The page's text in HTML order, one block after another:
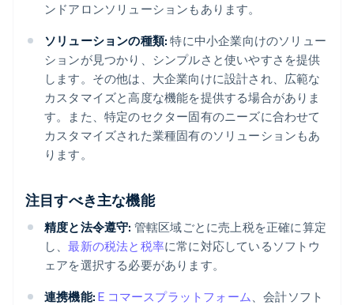
ンドアロンソリューションもあります。
ソリューションの種類: 特に中小企業向けのソリュー
ションが見つかり、シンプルさと使いやすさを提供
します。その他は、大企業向けに設計され、広範な
カスタマイズと高度な機能を提供する場合がありま
す。また、特定のセクター固有のニーズに合わせて
カスタマイズされた業種固有のソリューションもあ
ります。
注目すべき主な機能
精度と法令遵守: 管轄区域ごとに売上税を正確に算定
し、最新の税法と税率に常に対応しているソフトウ
ェアを選択する必要があります。
連携機能: E コマースプラットフォーム、会計ソフト